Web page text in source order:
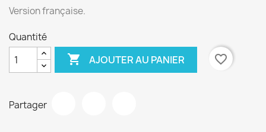
Version française.
Quantité
 AJOUTER AU PANIER favorite_border
Partager